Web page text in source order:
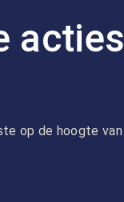
acties
op de hoogte van